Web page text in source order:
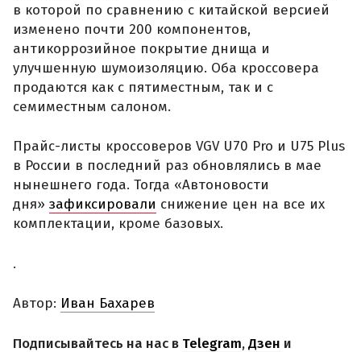
в которой по сравнению с китайской версией
изменено почти 200 компонентов,
антикоррозийное покрытие днища и
улучшенную шумоизоляцию. Оба кроссовера
продаются как с пятиместным, так и с
семиместным салоном.
Прайс-листы кроссоверов VGV U70 Pro и U75 Plus
в России в последний раз обновлялись в мае
нынешнего года. Тогда «Автоновости
дня» зафиксировали снижение цен на все их
комплектации, кроме базовых.
.
Автор: Иван Бахарев
Подписывайтесь на нас в Telegram,Дзен и